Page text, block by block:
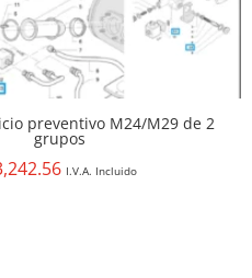
preventivo M24/M29 de 2
grupos
I.V.A. Incluido